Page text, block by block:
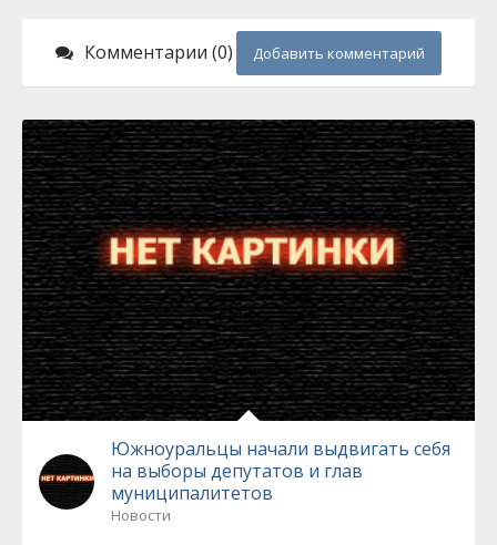
Комментарии (0) Добавить комментарий
Южноуральцы начали выдвигать себя
на выборы депутатов и глав
муниципалитетов
Новости